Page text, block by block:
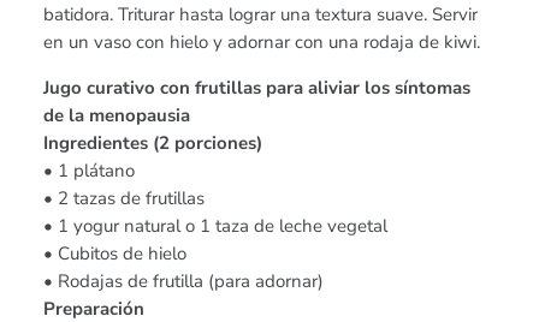
batidora. Triturar hasta lograr una textura suave. Servir
en un vaso con hielo y adornar con una rodaja de kiwi.
Jugo curativo con frutillas para aliviar los síntomas
de la menopausia
Ingredientes (2 porciones)
• 1 plátano
• 2 tazas de frutillas
• 1 yogur natural o 1 taza de leche vegetal
• Cubitos de hielo
• Rodajas de frutilla (para adornar)
Preparación